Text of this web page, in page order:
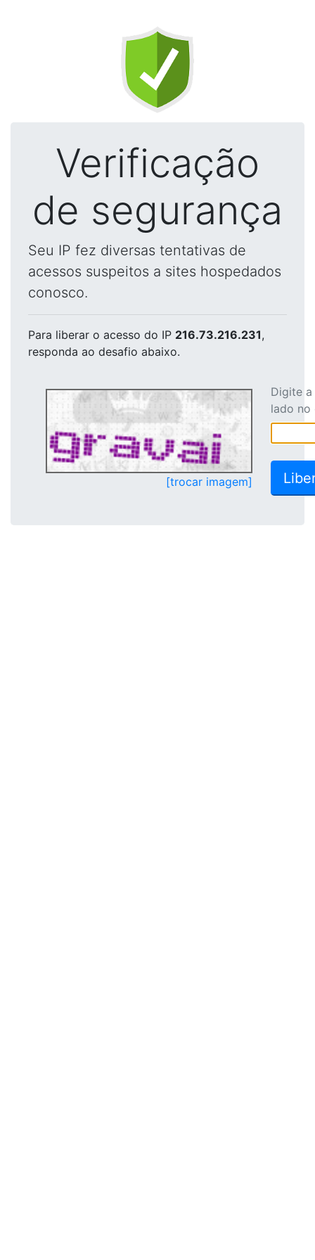
Verificação
de segurança
Seu IP fez diversas tentativas de
acessos suspeitos a sites hospedados
conosco.
Para liberar o acesso do IP 216.73.216.231,
responda ao desafio abaixo.
[trocar imagem]
Digite
lado no